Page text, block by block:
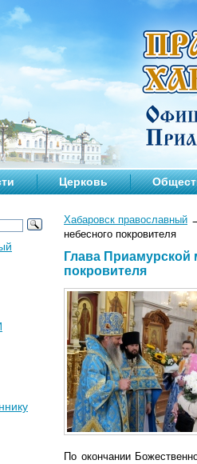
Церковь
Хабаровск православный
небесного покровителя
Глава
покровителя
По окончании